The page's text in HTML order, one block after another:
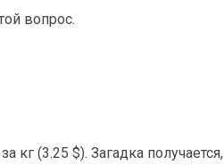
вопрос.
(3.25 $). Загадка получается,